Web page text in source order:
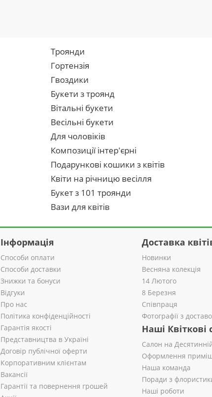
Троянди
Гортензія
Гвоздики
Букети з троянд
Вітальні букети
Весільні букети
Для чоловіків
Композиції інтер'єрні
Подарункові кошики з квітів
Квіти на річницю весілля
Букет з 101 троянди
Вази для квітів
Інформація
Способи оплати
Способи доставки
Знижки та бонуси
Відгуки
Про нас
Політика конфіденційності
Гарантія якості
Представництва в Україні
Договір публічної оферти
Корпоративним клієнтам
Вакансії
Гарантії та повернення грошей
Доставка
Новинки
Весняна колекція
14 Лютого
8 Березня
Співпраця
Фотографії з
Наші Квіткові
Салон на
Оформлення
Наша команда
Поради з
Наші роботи